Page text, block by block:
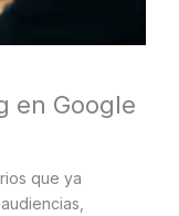
en Google
que ya